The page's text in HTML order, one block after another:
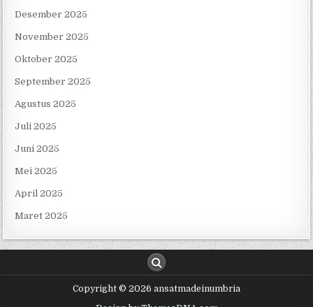
Desember 2025
November 2025
Oktober 2025
September 2025
Agustus 2025
Juli 2025
Juni 2025
Mei 2025
April 2025
Maret 2025
Copyright © 2026 ansatmadeinumbria